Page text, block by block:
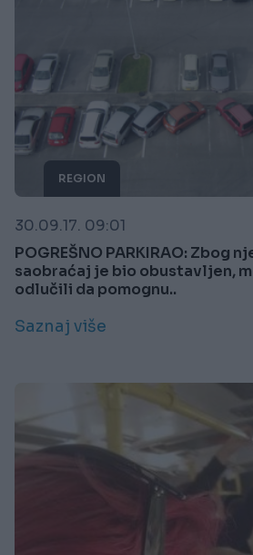
REGION
30.09.17. 09:01
POGREŠNO PARKIRAO: Zbog
saobraćaj je bio obustavljen,
odlučili da pomognu..
Saznaj više